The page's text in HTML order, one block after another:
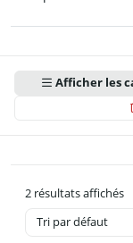
Afficher les
2 résultats affichés